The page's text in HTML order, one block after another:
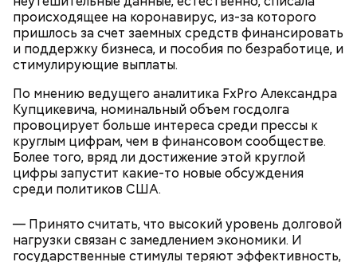
происходящее на коронавирус, из-за которого
пришлось за счет заемных средств финансировать
и поддержку бизнеса, и пособия по безработице, и
стимулирующие выплаты.
По мнению ведущего аналитика FxPro Александра
Купцикевича, номинальный объем госдолга
провоцирует больше интереса среди прессы к
круглым цифрам, чем в финансовом сообществе.
Более того, вряд ли достижение этой круглой
цифры запустит какие-то новые обсуждения
среди политиков США.
— Принято считать, что высокий уровень долговой
нагрузки связан с замедлением экономики. И
государственные стимулы теряют эффективность,
Копите баллы